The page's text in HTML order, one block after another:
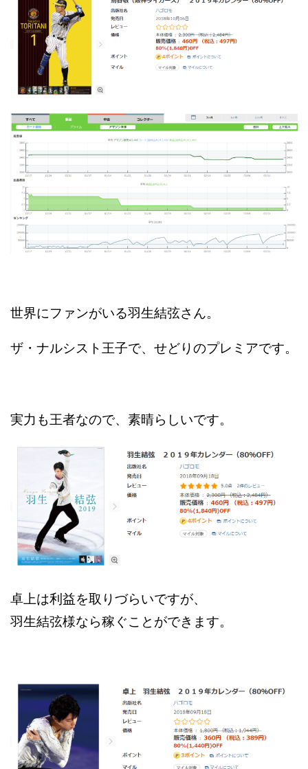
世界にファンがいる羽生結弦さん。
ザ・ナルシスト王子で、せどりのプレミアです。
実力も王者なので、素晴らしいです。
卓上は利益を取りづらいですが、
羽生結弦様なら稼ぐことができます。